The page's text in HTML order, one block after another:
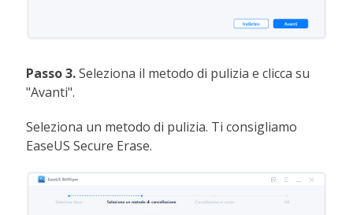
Passo 3.Seleziona il metodo di pulizia e clicca su
"Avanti".
Seleziona un metodo di pulizia. Ti consigliamo
EaseUS Secure Erase.